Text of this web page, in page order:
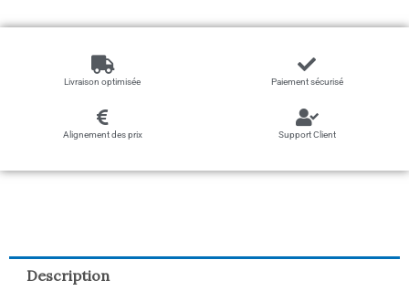
Livraison optimisée Paiement sécurisé
Alignement des prix Support Client
Description